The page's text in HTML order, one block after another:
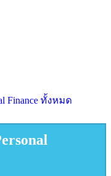
Finance ทั้งหมด